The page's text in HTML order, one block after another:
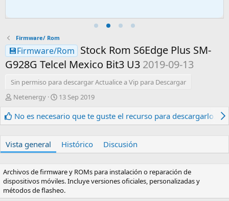
Firmware/ Rom
💾Firmware/Rom Stock Rom S6Edge Plus SM-
G928G Telcel Mexico Bit3 U3 2019-09-13
Sin permiso para descargar Actualice a Vip para Descargar
A
t
o
Netenergy
F
c
h
d
e
r
e
a
c
13 Sep 2019
No es necesario que te guste el recurso para descargarlo.
Vista general Histórico Discusión
Archivos de firmware y ROMs para instalación o reparación de
dispositivos móviles. Incluye versiones oficiales, personalizadas y
métodos de flasheo.